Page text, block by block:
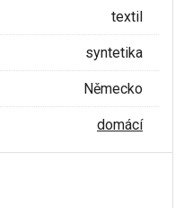
textil
syntetika
Německo
domácí